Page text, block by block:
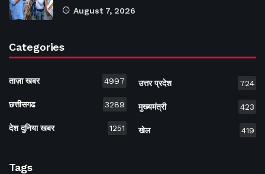
August 7, 2026
Categories
ताज़ा खबर 4997
छत्तीसगढ 3289
देश दुनिया खबर 1251
उत्तर प्रदेश 724
मुख्यमंत्री 423
खेल 419
Tags